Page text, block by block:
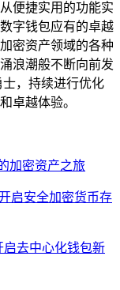
便捷实用的功能实
字钱包应有的卓越
密资产领域的各种
浪潮般不断向前发
士，持续进行优化
卓越体验。
加密资产之旅
启安全加密货币存
启去中心化钱包新